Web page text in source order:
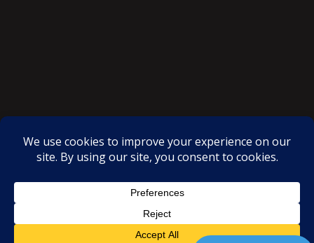
Proudly powered by WordPress |Theme: SuperMag byAcme